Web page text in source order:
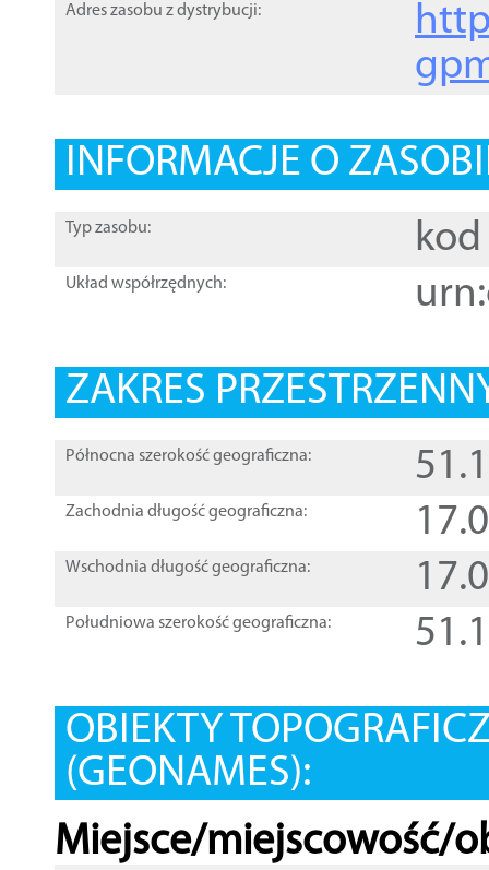
Adres zasobu z dystrybucji:
INFORMACJE O
Typ zasobu: kod
Układ współrzędnych:
ZAKRES
Północna szerokość geograficzna:
Zachodnia długość geograficzna:
Wschodnia długość geograficzna:
Południowa szerokość geograficzna:
OBIEKTY
(GEONAMES):
Miejsce/miejscowość/